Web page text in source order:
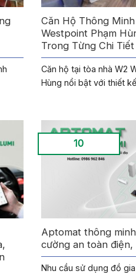
Căn Hộ Thông
Westpoint Phạm
Trong Từng Chi Tiết
Căn hộ tại tòa nhà W2
Hùng nổi bật với thiết kế
Aptomat thông
cường an toàn
Nhu cầu sử dụng đồ
10